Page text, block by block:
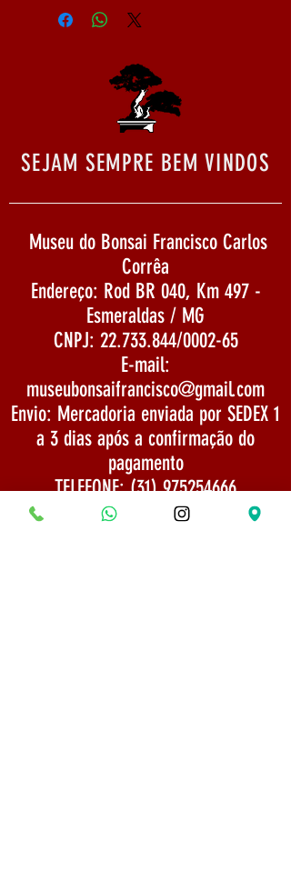
SEJAM SEMPRE BEM VINDOS
Museu do Bonsai Francisco Carlos
Corrêa
Endereço: Rod BR 040, Km 497 -
Esmeraldas / MG
CNPJ: 22.733.844/0002-65
E-mail:
museubonsaifrancisco@gmail.com
Envio: Mercadoria enviada por SEDEX 1
a 3 dias após a confirmação do
pagamento
TELEFONE:(31) 975254666
Politica de Envio